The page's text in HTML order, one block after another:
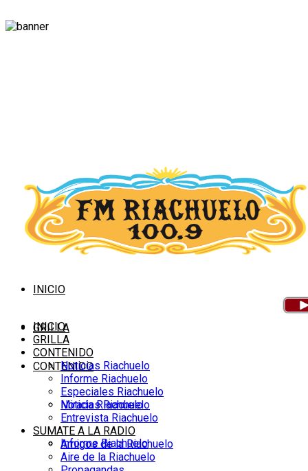
INICIO
GRILLA
CONTENIDO
Noticias Riachuelo
Informe Riachuelo
INICIO
GRILLA
CONTENIDO
Noticias Riachuelo
Informe Riachuelo
Especiales Riachuelo
Mirada Riachuelo
Entrevista Riachuelo
SUMATE A LA RADIO
Amigos de la Riachuelo
Aire de la Riachuelo